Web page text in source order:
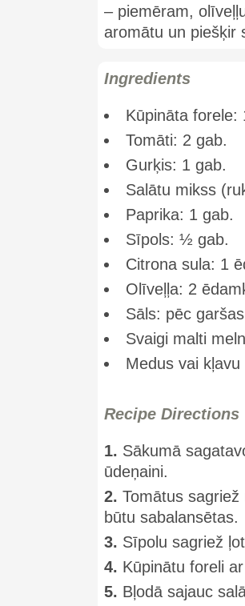
– piemēram,
aromātu un piešķir
Ingredients
Kūpināta forele:
Tomāti: 2 gab.
Gurķis: 1 gab.
Salātu mikss
Paprika: 1 gab.
Sīpols: ½ gab.
Citrona sula: 1
Olīveļļa: 2
Sāls: pēc
Svaigi malti
Medus vai
Recipe Directions
1. Sākumā
ūdeņaini.
2. Tomātus
būtu sabalansētas.
3. Sīpolu sagriež
4. Kūpinātu foreli
5. Bļodā sajauc